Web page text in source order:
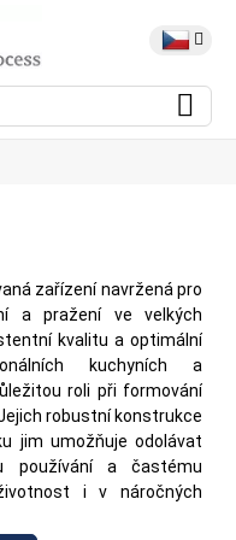
zařízení navržená pro
a pražení ve velkých
kvalitu a optimální
kuchyních a
roli při formování
robustní konstrukce
jim umožňuje odolávat
používání a častému
i v náročných